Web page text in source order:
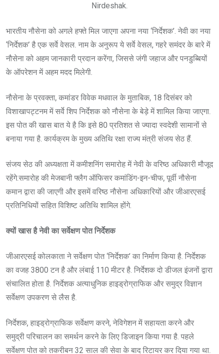
Nirdeshak.
भारतीय नौसेना को अगले हफ्ते मिल जाएगा अपना नया ‘निर्देशक’. नेवी का नया
‘निर्देशक’ है एक सर्वे वेसल. नाम के अनुरूप ये सर्वे वेसल, गहरे समंदर के बारे में
नौसेना को अहम जानकारी प्रदान करेंगा, जिससे जंगी जहाज और पनडुब्बियों
के ऑपरेशन में अहम मदद मिलेगी.
नौसेना के प्रवक्ता, कमांडर विवेक मधवाल के मुताबिक, 18 दिसंबर को
विशाखापट्टनम में सर्वे शिप निर्देशक को नौसेना के बेड़े में शामिल किया जाएगा.
इस पोत की खास बात ये है कि इसे 80 प्रतिशत से ज्यादा स्वदेशी सामानों से
बनाया गया है. कार्यक्रम के मुख्य अतिथि रक्षा राज्य मंत्री संजय सेठ हैं.
संजय सेठ की अध्यक्षता में कमीशनिंग समारोह में नेवी के वरिष्ठ अधिकारी मौजूद
रहेंगे.समारोह की मेजबानी फ्लैग ऑफिसर कमांडिंग-इन-चीफ, पूर्वी नौसेना
कमान द्वारा की जाएगी और इसमें वरिष्ठ नौसेना अधिकारियों और जीआरएसई
प्रतिनिधियों सहित विशिष्ट अतिथि शामिल होंगे.
क्यों खास है नेवी का सर्वेक्षण पोत निर्देशक
जीआरएसई कोलकाता ने सर्वेक्षण पोत ‘निर्देशक’ का निर्माण किया है. निर्देशक
का वजह 3800 टन है और लंबाई 110 मीटर है. निर्देशक दो डीजल इंजनों द्वारा
संचालित होता है. निर्देशक अत्याधुनिक हाइड्रोग्राफिक और समुद्र विज्ञान
सर्वेक्षण उपकरण से लैस है.
निर्देशक, हाइड्रोग्राफिक सर्वेक्षण करने, नेविगेशन में सहायता करने और
समुद्री परिचालन का समर्थन करने के लिए डिजाइन किया गया है. पहले
सर्वेक्षण पोत को तकरीबन 32 साल की सेवा के बाद रिटायर कर दिया गया था.